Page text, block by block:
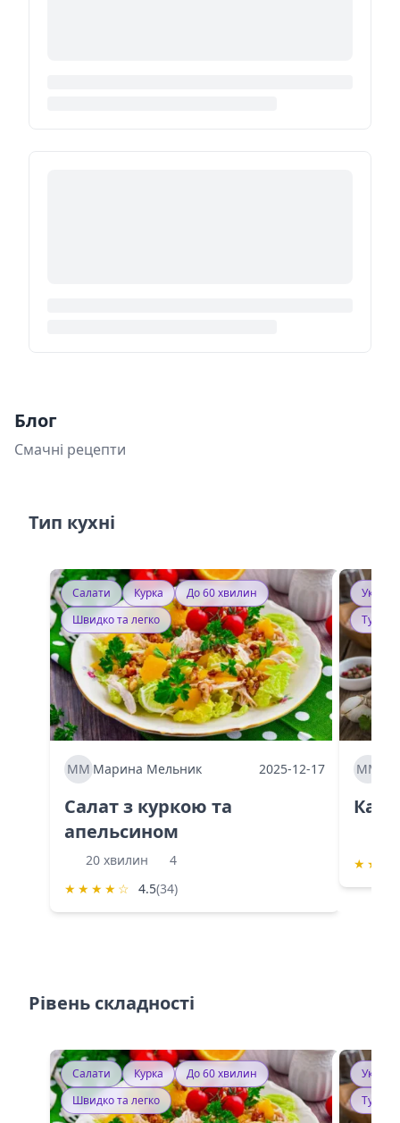
Блог
Смачні рецепти
Тип кухні
Салати Курка
До 60 хвилин
Швидко та легко
ММ Марина Мельник 2025-12-17
Салат з куркою та
апельсином
20 хвилин
4
★ ★ ★ ★ ☆ 4.5(34)
ММ
★ ★
Рівень складності
Салати Курка
До 60 хвилин
Швидко та легко